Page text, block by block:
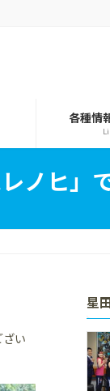
各種情
ノヒ」
ざい
星